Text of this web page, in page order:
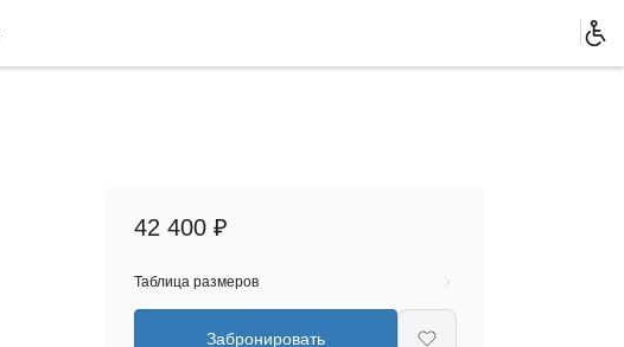
42 400 ₽
Таблица размеров
Забронировать